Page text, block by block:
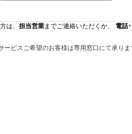
は、 担当営業までご連絡いただくか、 電話･
ビスご希望のお客様は専用窓口にて承りま